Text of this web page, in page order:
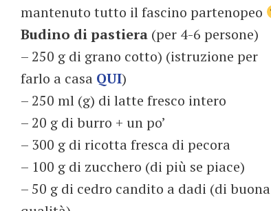
mantenuto tutto il fascino partenopeo
Budino di pastiera (per 4-6 persone)
– 250 g di grano cotto) (istruzione per
farlo a casa QUI)
– 250 ml (g) di latte fresco intero
– 20 g di burro + un po’
– 300 g di ricotta fresca di pecora
– 100 g di zucchero (di più se piace)
– 50 g di cedro candito a dadi (di buona